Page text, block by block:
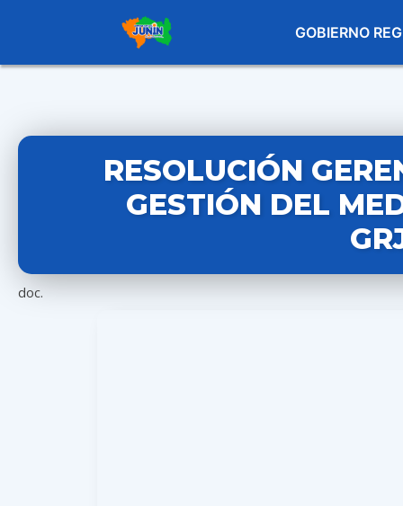
GOBIERNO
RESOLUCIÓN
GESTIÓN DEL
doc.